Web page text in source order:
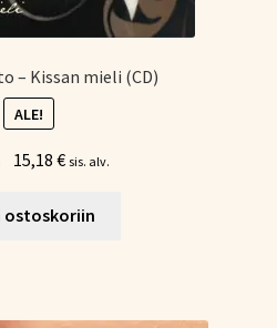
– Kissan mieli (CD)
ALE!
Alkuperäinen
oli:
15,18€Nykyinen
on:
sis. alv.
ostoskoriin